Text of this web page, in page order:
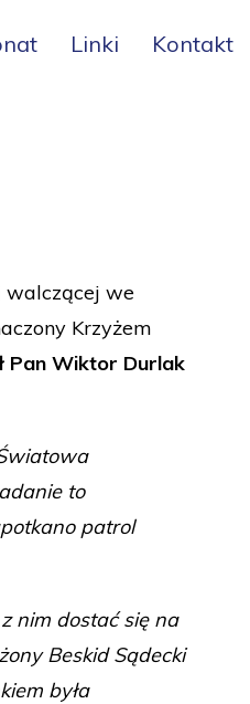
walczącej we
Krzyżem
Pan Wiktor Durlak
to
patrol
nim dostać się na
Beskid Sądecki
była
Linki Kontakt